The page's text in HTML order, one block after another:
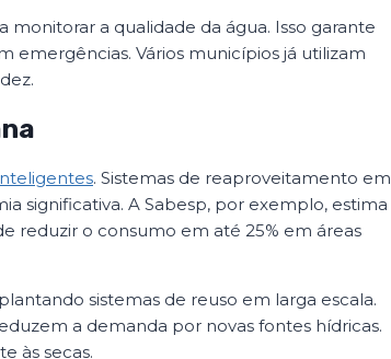
a qualidade da água. Isso garante
emergências. Vários municípios já utilizam
. Sistemas de reaproveitamento em
significativa. A Sabesp, por exemplo, estima
reduzir o consumo em até 25% em áreas
sistemas de reuso em larga escala.
a demanda por novas fontes hídricas.
às secas.